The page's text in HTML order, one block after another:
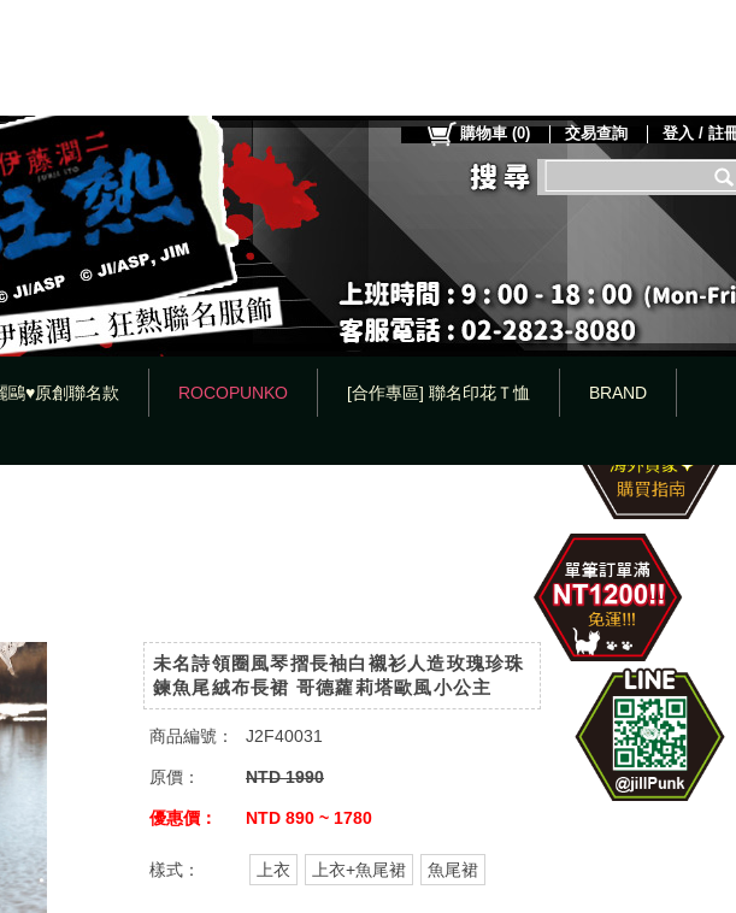
鷗♥原創聯名款 ROCOPUNKO [合作專區] 聯名印花Ｔ恤 BRAND
購物車 (0) 交易查詢 登入 / 註
未名詩領圈風琴摺長袖白襯衫人造玫瑰珍珠
鍊魚尾絨布長裙 哥德蘿莉塔歐風小公主
商品編號： J2F40031
原價： NTD 1990
優惠價： NTD 890 ~ 1780
樣式： 上衣 上衣+魚尾裙 魚尾裙